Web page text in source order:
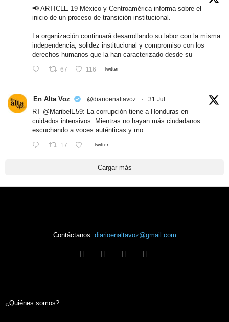
📢 ARTICLE 19 México y Centroamérica informa sobre el
inicio de un proceso de transición institucional.
La organización continuará desarrollando su labor con la misma
independencia, solidez institucional y compromiso con los
derechos humanos que la han caracterizado desde su
67 116 Twitter
En Alta Voz @diarioenaltavoz · 31 Jul
RT @MaribelE59: La corrupción tiene a Honduras en
cuidados intensivos. Mientras no hayan más ciudadanos
escuchando a voces auténticas y mo…
17 Twitter
Cargar más
Contáctanos: diarioenaltavoz@gmail.com
¿Quiénes somos?